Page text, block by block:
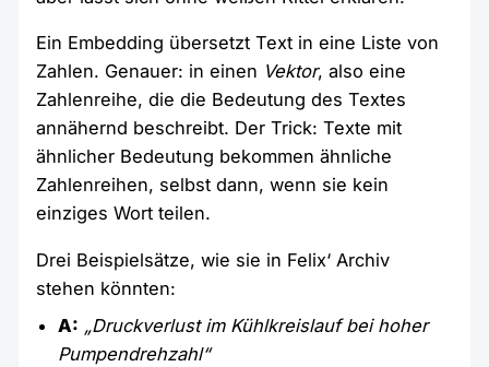
Ein Embedding übersetzt Text in eine Liste von
Zahlen. Genauer: in einen Vektor, also eine
Zahlenreihe, die die Bedeutung des Textes
annähernd beschreibt. Der Trick: Texte mit
ähnlicher Bedeutung bekommen ähnliche
Zahlenreihen, selbst dann, wenn sie kein
einziges Wort teilen.
Drei Beispielsätze, wie sie in Felix‘ Archiv
stehen könnten:
A: „Druckverlust im Kühlkreislauf bei hoher
Pumpendrehzahl“